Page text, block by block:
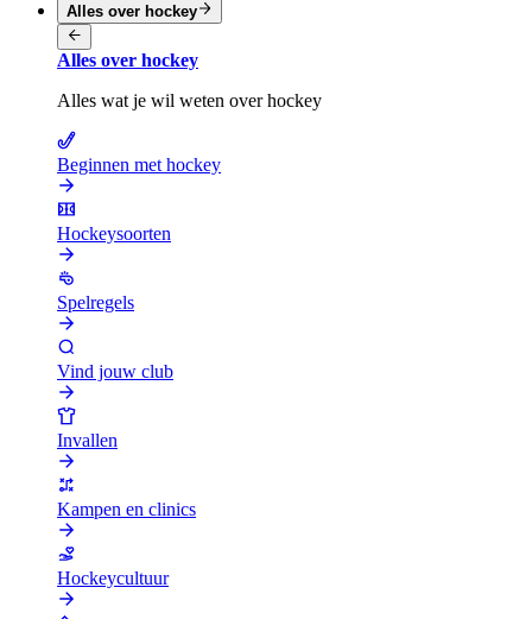
Alles over hockey
Alles over hockey
Alles wat je wil weten over hockey
Beginnen met hockey
Hockeysoorten
Spelregels
Vind jouw club
Invallen
Kampen en clinics
Hockeycultuur